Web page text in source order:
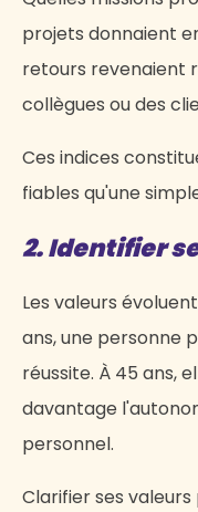
projets donnaient
retours revenaient
collègues ou des
Ces indices
fiables qu'une
2. Identifier
Les valeurs
ans, une personne
réussite. À 45 ans,
davantage
personnel.
Clarifier ses